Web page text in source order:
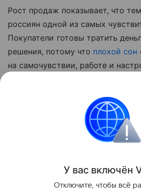
Рост продаж показывает, что
россиян одной из самых
Покупатели готовы тратить
решения, потому что плохой сон
на самочувствии, работе и
в постоянный ритуал и при
бессоннице обращаться к врачу.
У вас включён
Отключите, чтобы всё